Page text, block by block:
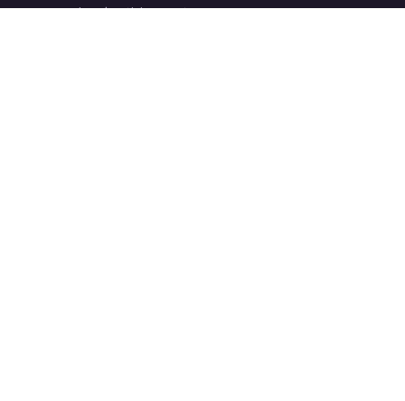
new ones in advertising sector.